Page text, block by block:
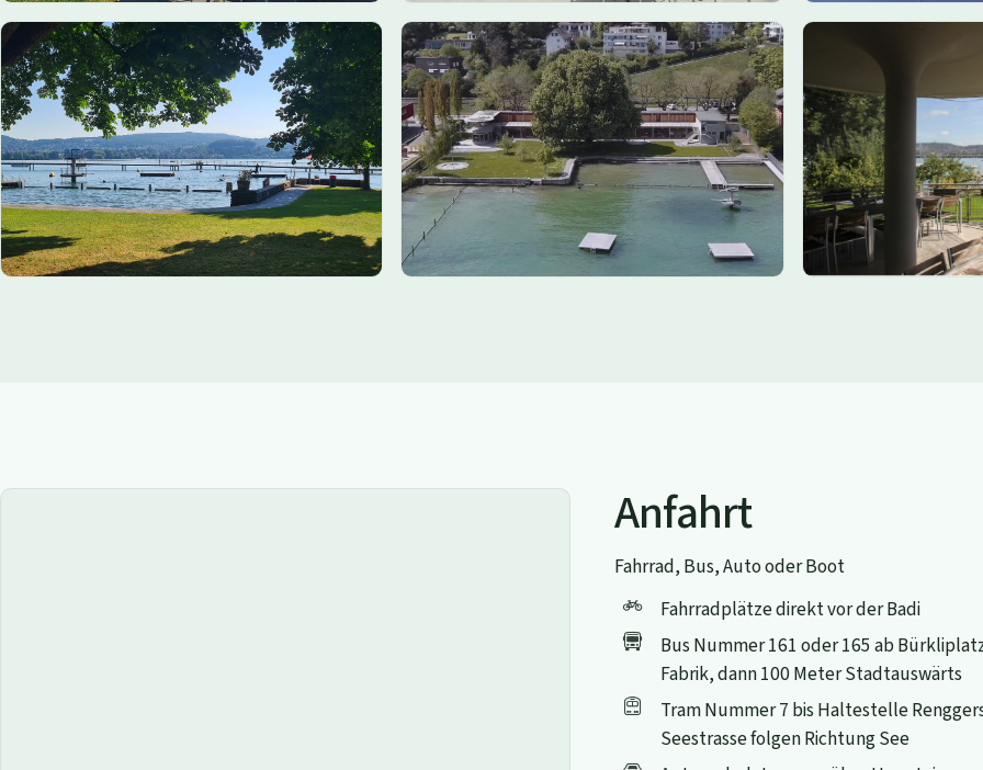
Anfahrt
Fahrrad, Bus, Auto oder Boot
Fahrradplätze direkt vor der Badi
Bus Nummer 161 oder 165 ab
Fabrik, dann 100 Meter Stadtauswärts
Tram Nummer 7 bis Haltestelle
Seestrasse folgen Richtung See